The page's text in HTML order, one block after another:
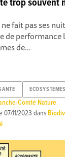
trop sou­vent
fait pas ses
de performance
de...
ECOSYSTEMES
Comté Nature
07/11/2023 dans